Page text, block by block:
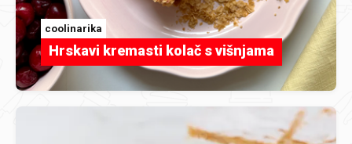
coolinarika
Hrskavi kremasti kolač s višnjama